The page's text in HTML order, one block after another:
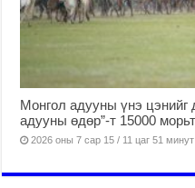
Монгол адууны үнэ цэнийг
адууны өдөр”-т 15000
2026 оны 7 сар 15 / 11 цаг 51 минут